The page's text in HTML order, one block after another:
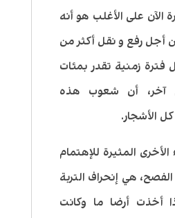
الآن على الأغلب هو أنه
أجل رفع و نقل أكثر من
فترة زمنية تقدر بمئات
آخر، أن شعوب هذه
كل الأشجار.
المثيرة للإهتمام
هي إنحراف التربة
أخذت أرضا ما وكانت